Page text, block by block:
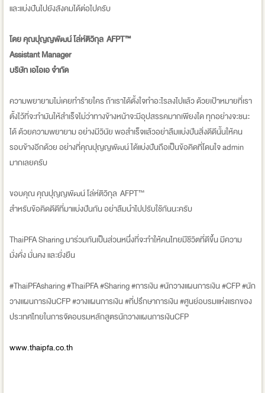
และแบ่งปันไปยังสังคมได้ต่อไปครับ
โดย คุณปุญญพัฒน์ โล่ห์ติวิกุล AFPT™
Assistant Manager
บริษัท เอไอเอ จำกัด
ความพยายามไม่เคยทำร้ายใคร ถ้าเราได้ตั้งใจทำอะไรลงไปแล้ว ด้วยเป้าหมายที่เรา
ตั้งไว้ที่จะทำมันให้สำเร็จไม่ว่าทางข้างหน้าจะมีอุปสรรคมากเพียงใด ทุกอย่างจะชนะ
ได้ ด้วยความพยายาม อย่างมีวินัย พอสำเร็จแล้วอย่าลืมแบ่งปันสิ่งดีดีนั้นให้คน
รอบข้างอีกด้วย อย่างที่คุณปุญญพัฒน์ ได้แบ่งปันถือเป็นข้อคิดที่โดนใจ admin
มากเลยครับ
ขอบคุณ คุณปุญญพัฒน์ โล่ห์ติวิกุล AFPT™
สำหรับข้อคิดดีดีที่มาแบ่งปันกัน อย่าลืมนำไปปรับใช้กันนะครับ
ThaiPFA Sharing มาร่วมกันเป็นส่วนหนึ่งที่จะทำให้คนไทยมีชีวิตที่ดีขึ้น มีความ
มั่งคั่ง มั่นคง และยั่งยืน
#ThaiPFAsharing #ThaiPFA #Sharing #การเงิน #นักวางแผนการเงิน #CFP #นัก
วางแผนการเงินCFP #วางแผนการเงิน #ที่ปรึกษาการเงิน #ศูนย์อบรมแห่งแรกของ
ประเทศไทยในการจัดอบรมหลักสูตรนักวางแผนการเงินCFP
www.thaipfa.co.th